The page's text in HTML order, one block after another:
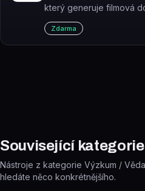
který generuje filmová
základě uživatelského
OpenAI GPT-3.
Zdarma
Související kategorie
Nástroje z kategorie Výzkum /
hledáte něco konkrétnějšího.